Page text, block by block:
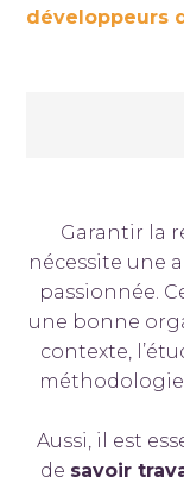
développeurs
Garantir la
nécessite une
passionnée.
une bonne
contexte,
méthodologie
Aussi, il est
de savoir